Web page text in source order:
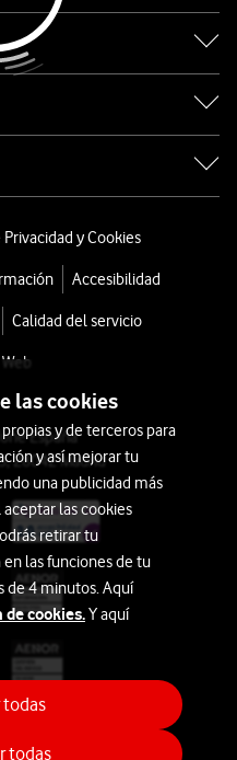
y Cookies
Accesibilidad
Calidad del servicio
España
28042 Madrid
las cookies
y de terceros para
y así mejorar tu
una publicidad más
las cookies
retirar tu
las funciones de tu
de 4 minutos. Aquí
cookies.Y aquí
todas